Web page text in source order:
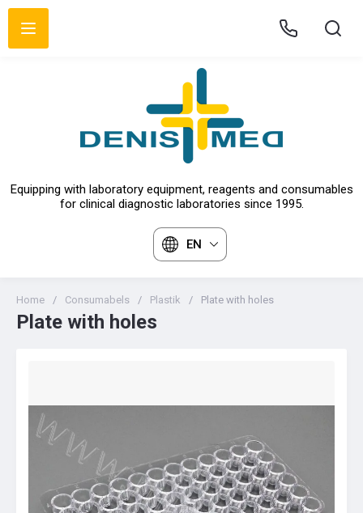
Equipping with laboratory equipment, reagents and consumables
for clinical diagnostic laboratories since 1995.
EN
Home / Consumabels / Plastik / Plate with holes
Plate with holes